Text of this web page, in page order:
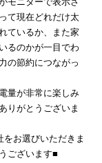
て現在どれだけ太
ているか、また家
るのかが一目でわ
の節約につながっ
量が非常に楽しみ
りがとうございま
をお選びいただきま
ございます■